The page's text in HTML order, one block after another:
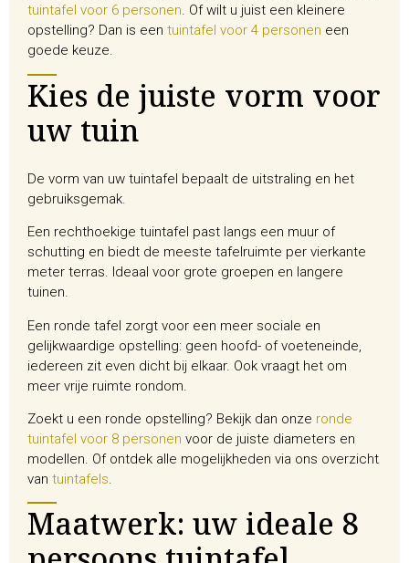
tuintafel voor 6 personen. Of wilt u juist een kleinere
opstelling? Dan is een tuintafel voor 4 personen een
goede keuze.
Kies de juiste vorm voor
uw tuin
De vorm van uw tuintafel bepaalt de uitstraling en het
gebruiksgemak.
Een rechthoekige tuintafel past langs een muur of
schutting en biedt de meeste tafelruimte per vierkante
meter terras. Ideaal voor grote groepen en langere
tuinen.
Een ronde tafel zorgt voor een meer sociale en
gelijkwaardige opstelling: geen hoofd- of voeteneinde,
iedereen zit even dicht bij elkaar. Ook vraagt het om
meer vrije ruimte rondom.
Zoekt u een ronde opstelling? Bekijk dan onze ronde
tuintafel voor 8 personen voor de juiste diameters en
modellen. Of ontdek alle mogelijkheden via ons overzicht
van tuintafels.
Maatwerk: uw ideale 8